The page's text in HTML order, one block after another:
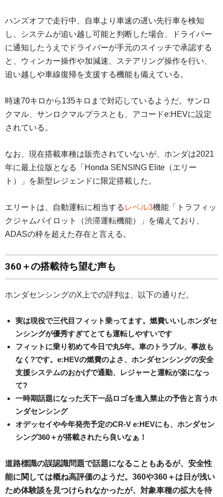
ハンズオフで走行中、自車より車速の遅い先行車を検知
し、システムが追い越し可能と判断した場合、ドライバー
に通知したうえでドライバーが手元のスイッチで承認する
と、ウィンカー操作や加減速、ステアリング操作を行い、
追い越しや車線復帰を支援する機能も備えている。
時速70キロから135キロまで対応しているようだ。サンロ
クマル、サンロクマルプラスとも、アコードe:HEVに設定
されている。
なお、現在搭載車種は販売されていないが、ホンダは2021
年に最上位版となる「Honda SENSING Elite（エリー
ト）」を新型レジェンドに限定搭載した。
エリートは、自動運転に相当する レベル3機能「トラフィッ
クジャムパイロット（渋滞運転機能）」を備えており、
ADASの枠を超えた存在と言える。
360＋の搭載待ち望む声も
ホンダセンシングのX上での評判は、以下の通りだ。
実は現役で三代目フィット乗ってます。燃費いいしホンダセ
ンシングが優秀すぎてとても運転しやすいです
フィットに乗り初めて今日で丸5年。車のトラブル、事故も
なく?です。e:HEVの燃費のよさ、ホンダセンシングの安全
支援システムのおかげで通勤、レジャーと運転が楽になっ
て?
一時期話題になった天下一品ロゴを進入禁止の予告と言うホ
ンダセンシング
オデッセイや今年発売予定のCR-V e:HEVにも、ホンダセン
シング360＋が搭載されたら良いなぁ！
道路標識の誤認識問題で話題になることもあるが、安全性
能に関しては概ね高評価のようだ。360や360＋は日が浅い
ため体験談を見つけられなかったが、対象車種の拡大を待